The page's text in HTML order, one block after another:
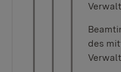
des